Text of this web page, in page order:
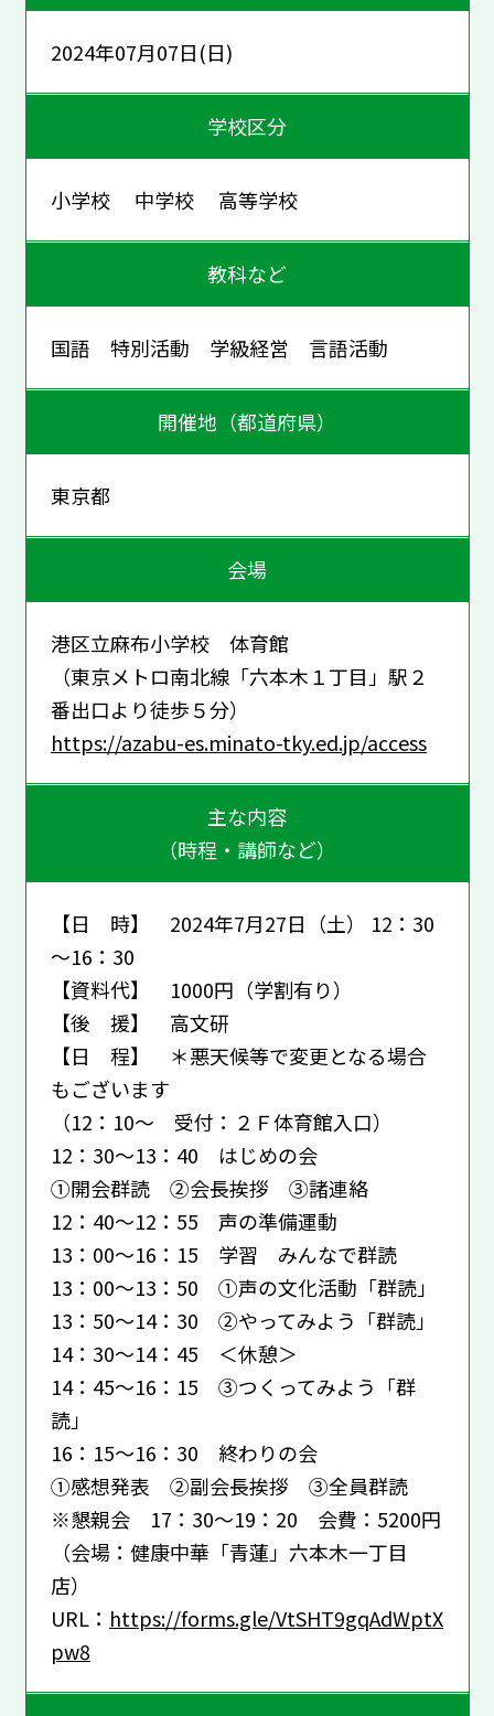
2024年07月07日(日)
学校区分
小学校 中学校 高等学校
教科など
国語 特別活動 学級経営 言語活動
開催地（都道府県）
東京都
会場
港区立麻布小学校 体育館
（東京メトロ南北線「六本木１丁目」駅２
番出口より徒歩５分）
https://azabu-es.minato-tky.ed.jp/access
主な内容
（時程・講師など）
【日 時】 2024年7月27日（土） 12：30
～16：30
【資料代】 1000円（学割有り）
【後 援】 高文研
【日 程】 ＊悪天候等で変更となる場合
もございます
（12：10～ 受付：２Ｆ体育館入口）
12：30～13：40 はじめの会
①開会群読 ②会長挨拶 ③諸連絡
12：40～12：55 声の準備運動
13：00～16：15 学習 みんなで群読
13：00～13：50 ①声の文化活動「群読」
13：50～14：30 ②やってみよう「群読」
14：30～14：45 ＜休憩＞
14：45～16：15 ③つくってみよう「群
読」
16：15～16：30 終わりの会
①感想発表 ②副会長挨拶 ③全員群読
※懇親会 17：30～19：20 会費：5200円
（会場：健康中華「青蓮」六本木一丁目
店）
URL： https://forms.gle/VtSHT9gqAdWptX
pw8